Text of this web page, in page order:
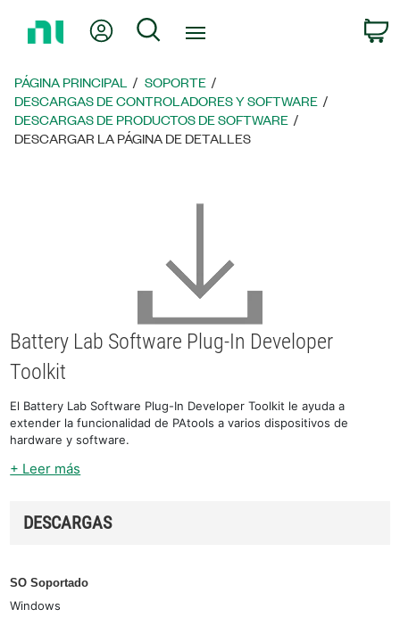
página
principal
Mi cuentaBúsqueda
PÁGINA PRINCIPAL
SOPORTE
DESCARGAS DE CONTROLADORES Y SOFTWARE
DESCARGAS DE PRODUCTOS DE SOFTWARE
DESCARGAR LA PÁGINA DE DETALLES
Battery Lab Software Plug-In Developer
Toolkit
El Battery Lab Software Plug-In Developer Toolkit le ayuda a
extender la funcionalidad de PAtools a varios dispositivos de
hardware y software.
+ Leer más
DESCARGAS
SO Soportado
Windows